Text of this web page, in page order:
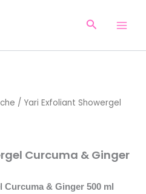
/ Yari Exfoliant Showergel
Curcuma & Ginger
& Ginger 500 ml